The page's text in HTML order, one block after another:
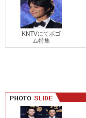
KNTVにてボゴ
ム特集